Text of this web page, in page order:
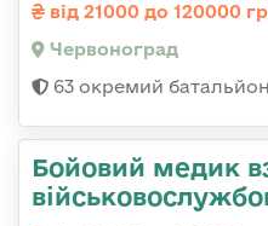
від 21000 до 120000
Червоноград
63 окремий
Бойовий медик